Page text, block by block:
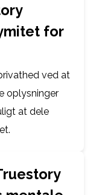
for
ved at
oplysninger
at dele